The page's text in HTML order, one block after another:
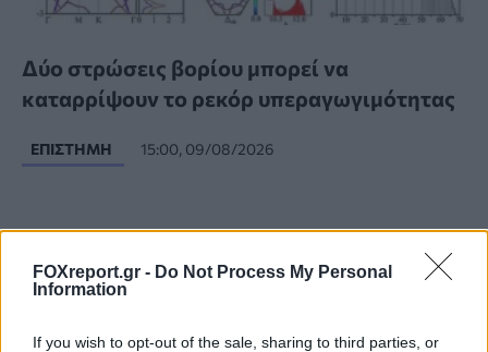
FOXreport.gr - Do Not Process My Personal
Information
If you wish to opt-out of the sale, sharing to third parties, or
Δύο στρώσεις βορίου μπορεί να
καταρρίψουν το ρεκόρ υπεραγωγιμότητας
ΕΠΙΣΤΉΜΗ 15:00, 09/08/2026